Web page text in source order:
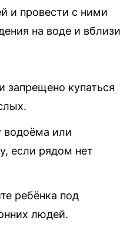
и провести с ними
на воде и вблизи
запрещено купаться
водоёма или
если рядом нет
ребёнка под
людей.